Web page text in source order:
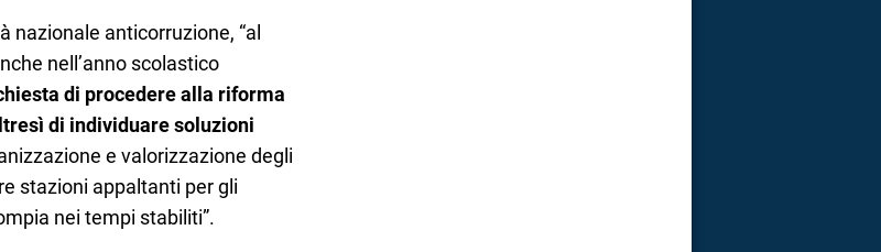
nazionale anticorruzione, “al
nell’anno scolastico
di procedere alla riforma
di individuare soluzioni
e valorizzazione degli
stazioni appaltanti per gli
nei tempi stabiliti”.